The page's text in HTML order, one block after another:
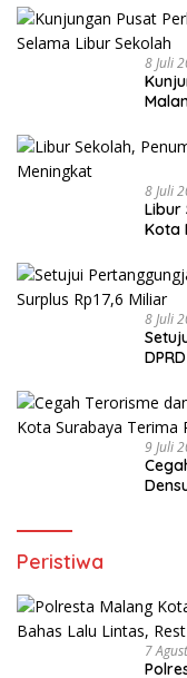
8 Juli
8 Juli
Libur
Kota
8 Juli
9 Juli
Peristiwa
7